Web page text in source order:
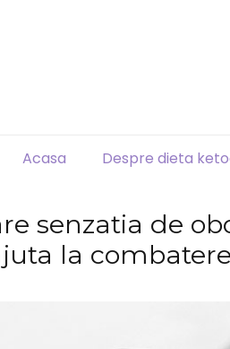
Acasa Despre dieta
senzatia de
la